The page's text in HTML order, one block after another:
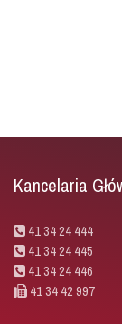
Kancelaria
41 34 24 444
41 34 24 445
41 34 24 446
41 34 42 997